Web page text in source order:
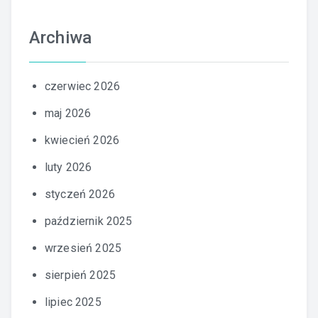
Archiwa
czerwiec 2026
maj 2026
kwiecień 2026
luty 2026
styczeń 2026
październik 2025
wrzesień 2025
sierpień 2025
lipiec 2025